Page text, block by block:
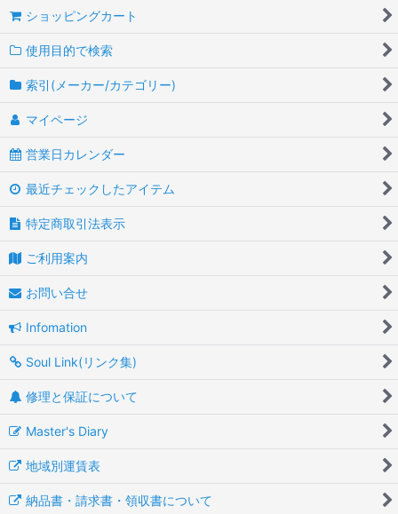
ショッピングカート
使用目的で検索
索引(メーカー/カテゴリー)
マイページ
営業日カレンダー
最近チェックしたアイテム
特定商取引法表示
ご利用案内
お問い合せ
Infomation
Soul Link(リンク集)
修理と保証について
Master's Diary
地域別運賃表
納品書・請求書・領収書について